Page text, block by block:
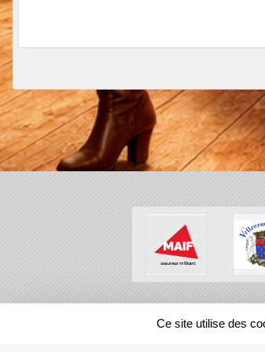
REGIONS
Ce site utilise des